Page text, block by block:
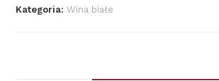
Kategoria:Wina białe